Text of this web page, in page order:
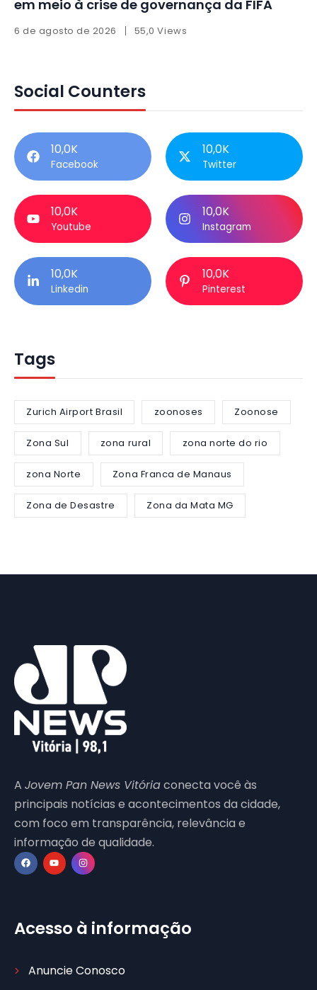
em meio à crise de governança da FIFA
6 de agosto de 2026 55,0 Views
Social Counters
10,0K
Facebook
10,0K
Twitter
10,0K
Youtube
10,0K
Instagram
10,0K
Linkedin
10,0K
Pinterest
Tags
Zurich Airport Brasil zoonoses Zoonose
Zona Sul zona rural zona norte do rio
zona Norte Zona Franca de Manaus
Zona de Desastre Zona da Mata MG
A Jovem Pan News Vitóriaconecta você às
principais notícias e acontecimentos da cidade,
com foco em transparência, relevância e
informação de qualidade.
Acesso à informação
Anuncie Conosco